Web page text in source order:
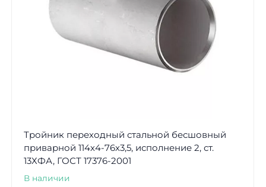
Тройник переходный стальной бесшовный
приварной 114х4-76х3,5, исполнение 2, ст.
13ХФА, ГОСТ 17376-2001
В наличии